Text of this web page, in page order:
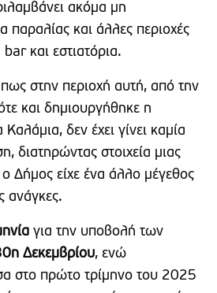
ακόμα μη
και άλλες περιοχές
και εστιατόρια.
πως στην περιοχή αυτή, από την
και δημιουργήθηκε η
δεν έχει γίνει καμία
διατηρώντας στοιχεία μιας
Δήμος είχε ένα άλλο μέγεθος
ανάγκες.
για την υποβολή των
Δεκεμβρίου, ενώ
στο πρώτο τρίμηνο του 2025